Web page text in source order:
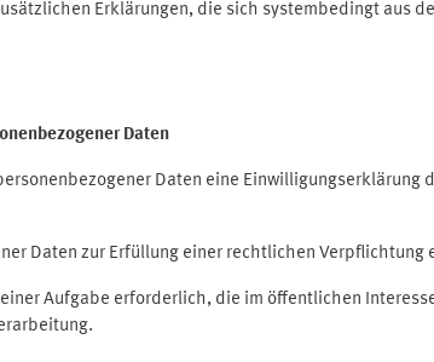
Erklärungen, die sich systembedingt aus
Daten
Daten eine
Daten zur Erfüllung einer rechtlichen
Aufgabe erforderlich, die im öffentlichen